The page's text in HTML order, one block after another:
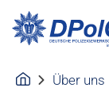
Über uns